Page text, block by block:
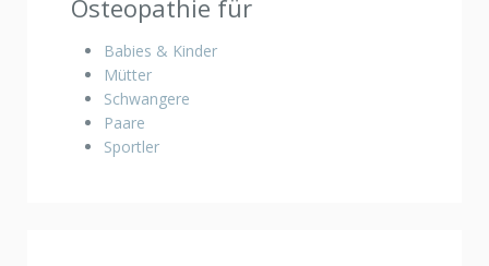
Osteopathie für
Babies & Kinder
Mütter
Schwangere
Paare
Sportler